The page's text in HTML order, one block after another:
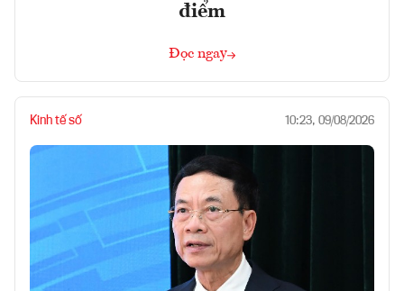
điểm
Đọc ngay
Kinh tế số 10:23, 09/08/2026